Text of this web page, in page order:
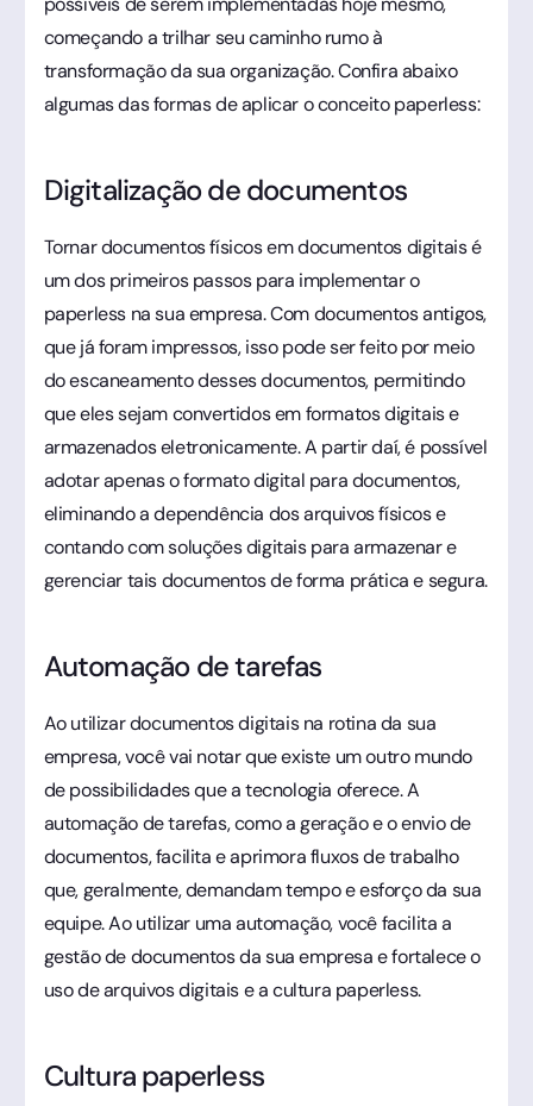
começando a trilhar seu caminho rumo à
transformação da sua organização. Confira abaixo
algumas das formas de aplicar o conceito paperless:
Digitalização de documentos
Tornar documentos físicos em documentos digitais é
um dos primeiros passos para implementar o
paperless na sua empresa. Com documentos antigos,
que já foram impressos, isso pode ser feito por meio
do escaneamento desses documentos, permitindo
que eles sejam convertidos em formatos digitais e
armazenados eletronicamente. A partir daí, é possível
adotar apenas o formato digital para documentos,
eliminando a dependência dos arquivos físicos e
contando com soluções digitais para armazenar e
gerenciar tais documentos de forma prática e segura.
Automação de tarefas
Ao utilizar documentos digitais na rotina da sua
empresa, você vai notar que existe um outro mundo
de possibilidades que a tecnologia oferece. A
automação de tarefas, como a geração e o envio de
documentos, facilita e aprimora fluxos de trabalho
que, geralmente, demandam tempo e esforço da sua
equipe. Ao utilizar uma automação, você facilita a
gestão de documentos da sua empresa e fortalece o
uso de arquivos digitais e a cultura paperless.
Cultura paperless